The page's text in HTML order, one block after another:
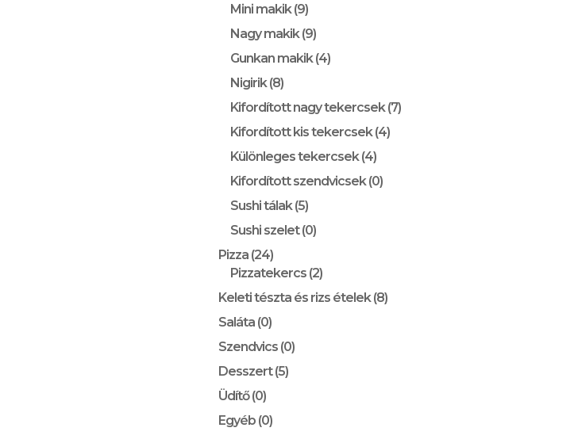
Mini makik (9)
Nagy makik (9)
Gunkan makik (4)
Nigirik (8)
Kifordított nagy tekercsek (7)
Kifordított kis tekercsek (4)
Különleges tekercsek (4)
Kifordított szendvicsek (0)
Sushi tálak (5)
Sushi szelet (0)
Pizza (24)
Pizzatekercs (2)
Keleti tészta és rizs ételek (8)
Saláta (0)
Szendvics (0)
Desszert (5)
Üdítő (0)
Egyéb (0)